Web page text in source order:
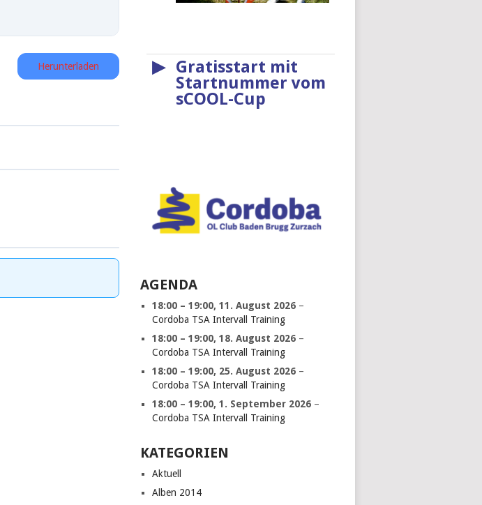
Herunterladen ▶
Gratisstart mit
Startnummer vom
sCOOL-Cup
AGENDA
18:00 – 19:00,11. August 2026 –
Cordoba TSA Intervall Training
18:00 – 19:00,18. August 2026 –
Cordoba TSA Intervall Training
18:00 – 19:00, 25. August 2026 –
Cordoba TSA Intervall Training
18:00 – 19:00,1. September 2026 –
Cordoba TSA Intervall Training
KATEGORIEN
Aktuell
Alben 2014